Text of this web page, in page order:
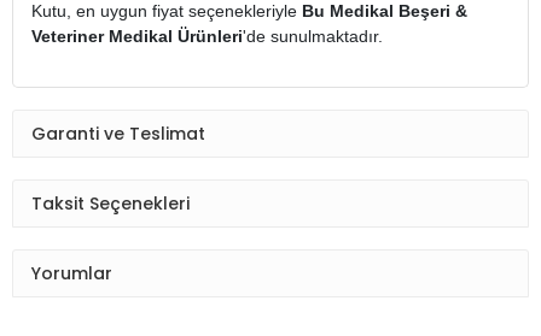
Kutu, en uygun fiyat seçenekleriyle Bu Medikal Beşeri &
Veteriner Medikal Ürünleri'de sunulmaktadır.
Garanti ve Teslimat
Taksit Seçenekleri
Yorumlar